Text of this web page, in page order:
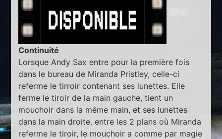
Continuité
Lorsque Andy Sax entre pour la première fois
dans le bureau de Miranda Pristley, celle-ci
referme le tirroir contenant ses lunettes. Elle
ferme le tiroir de la main gauche, tient un
mouchoir dans la même main, et ses lunettes
dans la main droite. entre les 2 plans où Miranda
referme le tiroir, le mouchoir a comme par magie